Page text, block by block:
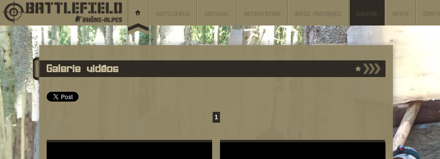
ARSENAL RESERVATION INFOS PRATIQUES NEWS
Galerie vidéos
1